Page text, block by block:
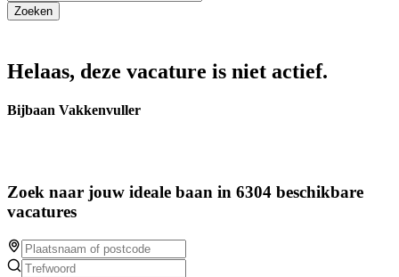
Helaas, deze vacature is niet actief.
Bijbaan Vakkenvuller
Zoek naar jouw ideale baan in 6304 beschikbare
vacatures